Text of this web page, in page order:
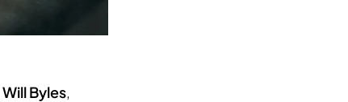
Will Byles,